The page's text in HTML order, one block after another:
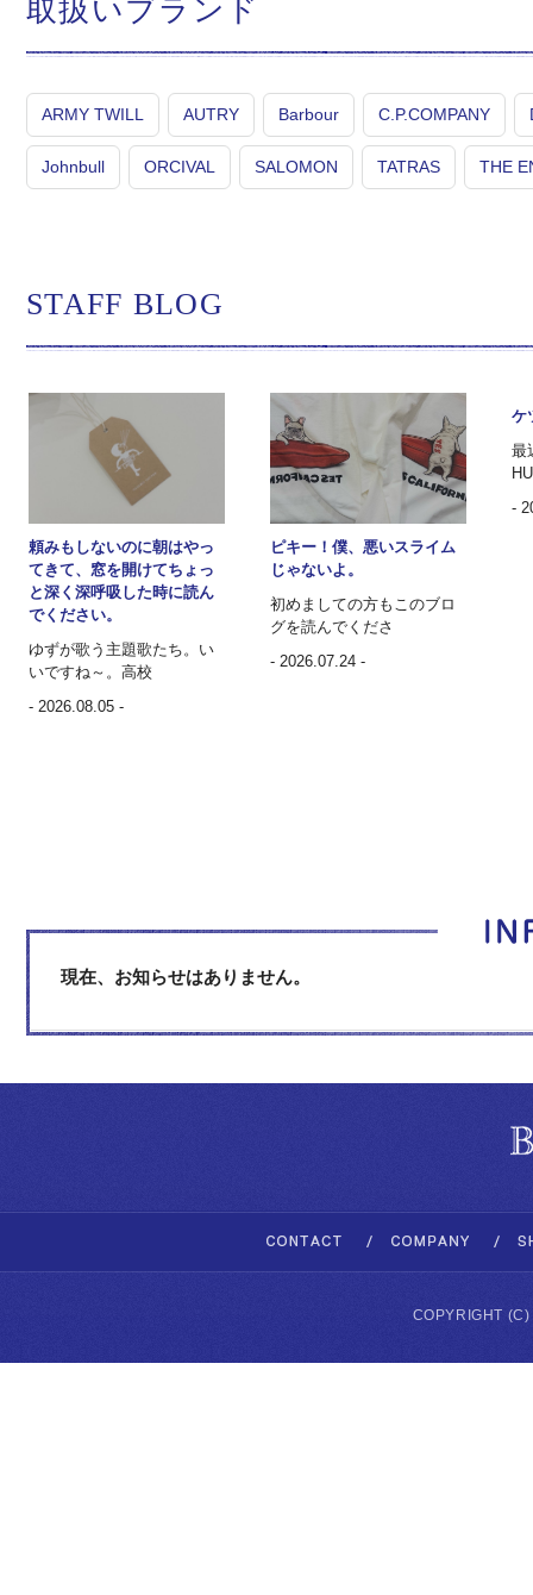
取扱いブランド
ARMY TWILL AUTRY Barbour C.P.COMPANY
Johnbull ORCIVAL SALOMON TATRAS THE
STAFF BLOG
頼みもしないのに朝はやっ
てきて、窓を開けてちょっ
と深く深呼吸した時に読ん
でください。
ゆずが歌う主題歌たち。い
いですね～。高校
- 2026.08.05 -
ピキー！僕、悪いスライム
じゃないよ。
初めましての方もこのブロ
グを読んでくださ
- 2026.07.24 -
ケ
最
-
現在、お知らせはありません。
COPYRIGHT